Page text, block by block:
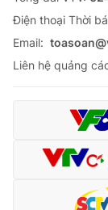
Ðiện thoại Thời
Email:
Liên hệ quảng